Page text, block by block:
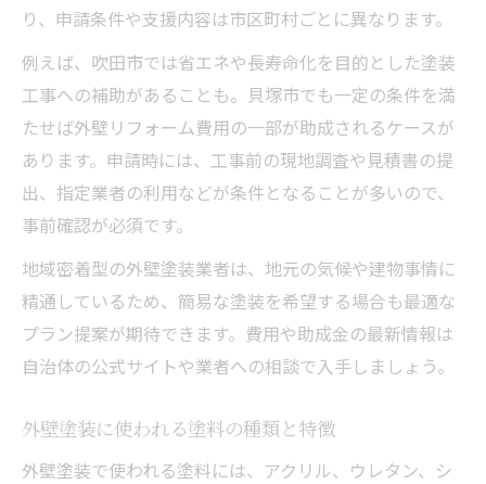
り、申請条件や支援内容は市区町村ごとに異なります。
例えば、吹田市では省エネや長寿命化を目的とした塗装
工事への補助があることも。貝塚市でも一定の条件を満
たせば外壁リフォーム費用の一部が助成されるケースが
あります。申請時には、工事前の現地調査や見積書の提
出、指定業者の利用などが条件となることが多いので、
事前確認が必須です。
地域密着型の外壁塗装業者は、地元の気候や建物事情に
精通しているため、簡易な塗装を希望する場合も最適な
プラン提案が期待できます。費用や助成金の最新情報は
自治体の公式サイトや業者への相談で入手しましょう。
外壁塗装に使われる塗料の種類と特徴
外壁塗装で使われる塗料には、アクリル、ウレタン、シ